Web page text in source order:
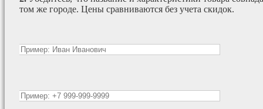
том же городе. Цены сравниваются без учета скидок.